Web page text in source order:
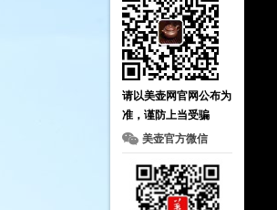
请以美壶网官网公布为
准，谨防上当受骗
美壶官方微信